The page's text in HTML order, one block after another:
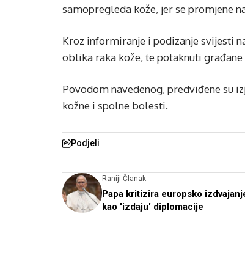
samopregleda kože, jer se promjene
Kroz informiranje i podizanje svijesti
oblika raka kože, te potaknuti
Povodom navedenog, predviđene su
kožne i spolne bolesti.
Podjeli
Raniji Članak
Papa kritizira europsko
kao 'izdaju' diplomacije